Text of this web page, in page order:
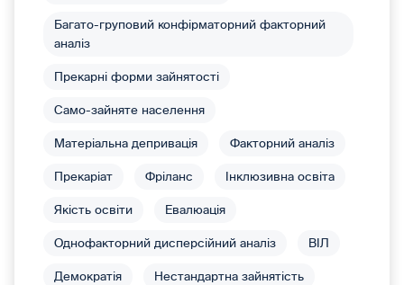
Багато-груповий конфірматорний факторний
аналіз
Прекарні форми зайнятості
Само-зайняте населення
Матеріальна депривація Факторний аналіз
Прекаріат Фріланс Інклюзивна освіта
Якість освіти Евалюація
Однофакторний дисперсійний аналіз ВІЛ
Демократія Нестандартна зайнятість